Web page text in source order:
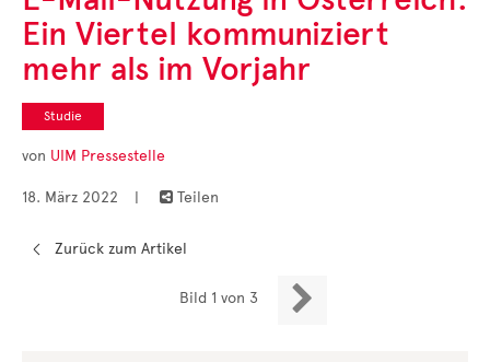
Cases
• Themen-Serien
• Kurzinterviews
Ein Viertel kommuniziert
mehr als im Vorjahr
Studie
von UIM Pressestelle
18. März 2022 |  Teilen
Zurück zum Artikel
Bild 1 von 3 